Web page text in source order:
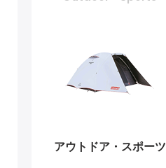
アウトドア・ スポーツ